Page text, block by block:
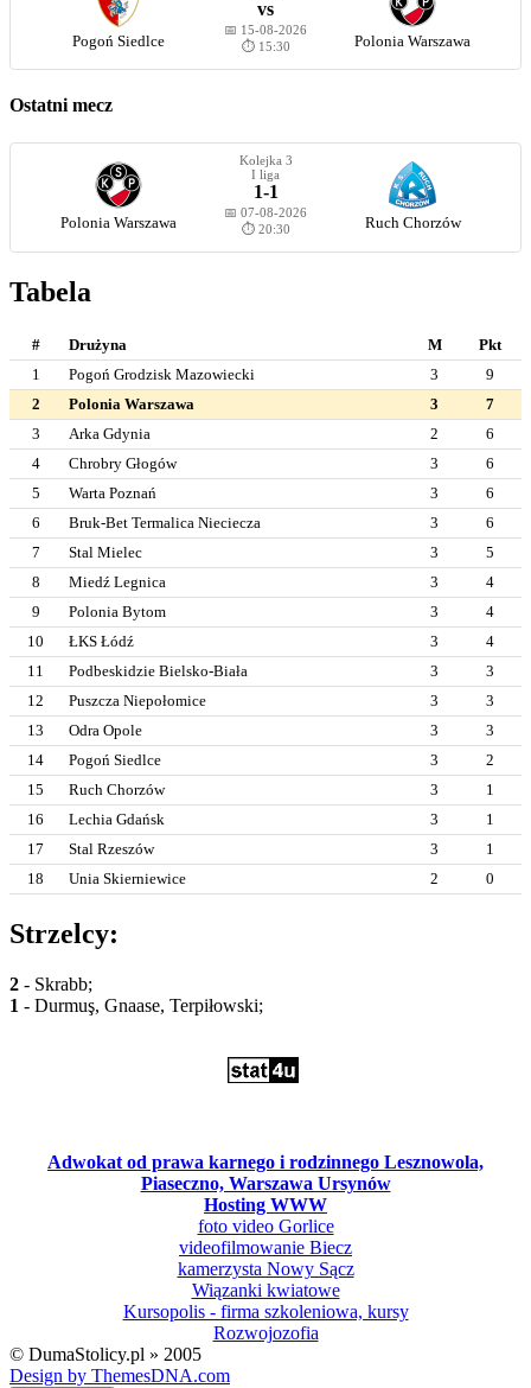
Pogoń Siedlce
vs
📅 15-08-2026
⏱️ 15:30
Polonia Warszawa
Ostatni mecz
Polonia Warszawa
Kolejka 3
I liga
1-1
📅 07-08-2026
⏱️ 20:30
Ruch Chorzów
Tabela
# Drużyna M
Pkt
1
Pogoń Grodzisk Mazowiecki 3
9
2
Polonia Warszawa 3
7
3
Arka Gdynia 2
6
4
Chrobry Głogów 3
6
5
Warta Poznań 3
6
6
Bruk-Bet Termalica Nieciecza 3
6
7
Stal Mielec 3
5
8
Miedź Legnica 3
4
9
Polonia Bytom 3
4
10
ŁKS Łódź 3
4
11
Podbeskidzie Bielsko-Biała 3
3
12
Puszcza Niepołomice 3
3
13
Odra Opole 3
3
14
Pogoń Siedlce 3
2
15
Ruch Chorzów 3
1
16
Lechia Gdańsk 3
1
17
Stal Rzeszów 3
1
18
Unia Skierniewice 2 0
Strzelcy:
2 - Skrabb;
1 - Durmuş, Gnaase, Terpiłowski;
Adwokat od prawa karnego i rodzinnego Lesznowola,
Piaseczno, Warszawa Ursynów
Hosting WWW
foto video Gorlice
videofilmowanie Biecz
kamerzysta Nowy Sącz
Wiązanki kwiatowe
Kursopolis - firma szkoleniowa, kursy
Rozwojozofia
© DumaStolicy.pl » 2005
Design by ThemesDNA.com